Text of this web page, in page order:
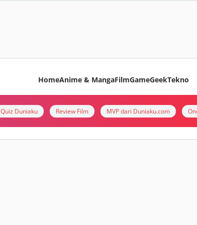
HomeAnime & MangaFilmGameGeekTekno
Quiz Duniaku Review Film MVP dari Duniaku.com